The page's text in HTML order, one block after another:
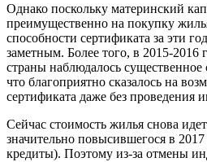
Однако поскольку материнский
преимущественно на покупку
способности сертификата за эти
заметным. Более того, в 2015-2016
страны наблюдалось
что благоприятно сказалось на
сертификата даже без проведения
Сейчас стоимость жилья снова
значительно повысившегося в
кредиты). Поэтому из-за отмены